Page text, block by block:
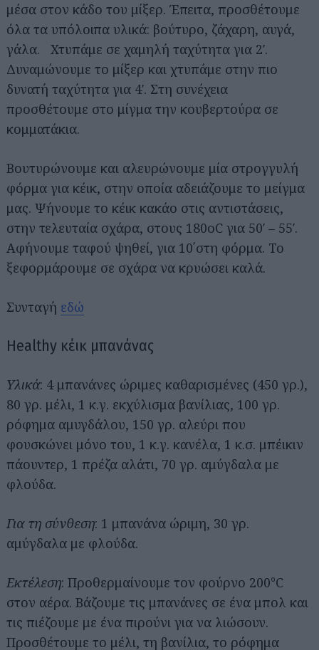
μέσα στον κάδο του μίξερ. Έπειτα, προσθέτουμε
όλα τα υπόλοιπα υλικά: βούτυρο, ζάχαρη, αυγά,
γάλα. Χτυπάμε σε χαμηλή ταχύτητα για 2′.
Δυναμώνουμε το μίξερ και χτυπάμε στην πιο
δυνατή ταχύτητα για 4′. Στη συνέχεια
προσθέτουμε στο μίγμα την κουβερτούρα σε
κομματάκια.
Βουτυρώνουμε και αλευρώνουμε μία στρογγυλή
φόρμα για κέικ, στην οποία αδειάζουμε το μείγμα
μας. Ψήνουμε το κέικ κακάο στις αντιστάσεις,
στην τελευταία σχάρα, στους 180οC για 50′ – 55′.
Αφήνουμε ταφού ψηθεί, για 10΄στη φόρμα. Το
ξεφορμάρουμε σε σχάρα να κρυώσει καλά.
Συνταγή εδώ
Healthy κέικ μπανάνας
Υλικά: 4 μπανάνες ώριμες καθαρισμένες (450 γρ.),
80 γρ. μέλι, 1 κ.γ. εκχύλισμα βανίλιας, 100 γρ.
ρόφημα αμυγδάλου, 150 γρ. αλεύρι που
φουσκώνει μόνο του, 1 κ.γ. κανέλα, 1 κ.σ. μπέικιν
πάουντερ, 1 πρέζα αλάτι, 70 γρ. αμύγδαλα με
φλούδα.
Για τη σύνθεση: 1 μπανάνα ώριμη, 30 γρ.
αμύγδαλα με φλούδα.
Εκτέλεση: Προθερμαίνουμε τον φούρνο 200°C
στον αέρα. Βάζουμε τις μπανάνες σε ένα μπολ και
τις πιέζουμε με ένα πιρούνι για να λιώσουν.
Προσθέτουμε το μέλι, τη βανίλια, το ρόφημα